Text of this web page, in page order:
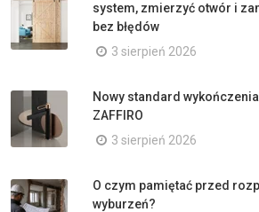
system, zmierzyć otwór i
bez błędów
3 sierpień 2026
Nowy standard
ZAFFIRO
3 sierpień 2026
O czym pamiętać przed
wyburzeń?